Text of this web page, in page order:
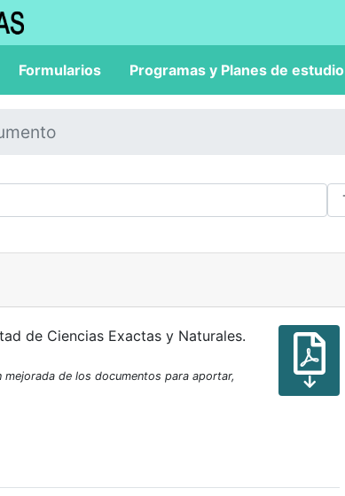
Formularios Programas y Planes de estudio
de Ciencias Exactas y Naturales.
de los documentos para aportar,